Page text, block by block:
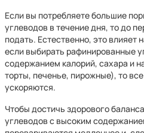
Если вы потребляете большие
углеводов в течение дня, то до
подать. Естественно, это влияет
если выбирать рафинированные
содержанием калорий, сахара и
торты, печенье, пирожные), то
ускоряются.
Чтобы достичь здорового
углеводов с высоким